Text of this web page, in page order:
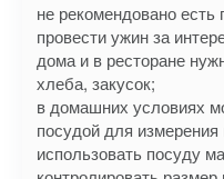
не рекомендовано
провести ужин за
дома и в ресторане
хлеба, закусок;
в домашних условиях
посудой для измерения
использовать посуду